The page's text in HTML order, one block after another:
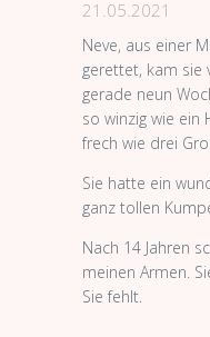
21.05.2021
Neve, aus einer
gerettet, kam sie
gerade neun
so winzig wie ein
frech wie drei
Sie hatte ein
ganz tollen
Nach 14 Jahren
meinen Armen.
Sie fehlt.